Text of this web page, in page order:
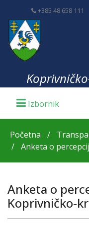
+385 48 658 111
Početna
Anketa o
Anketa o
Koprivničko-